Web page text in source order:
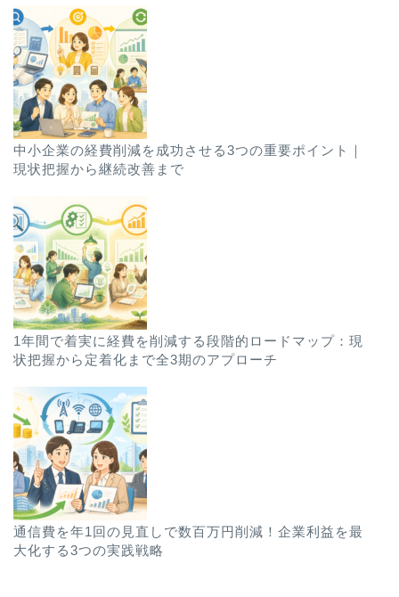
中小企業の経費削減を成功させる3つの重要ポイント｜
現状把握から継続改善まで
1年間で着実に経費を削減する段階的ロードマップ：現
状把握から定着化まで全3期のアプローチ
通信費を年1回の見直しで数百万円削減！企業利益を最
大化する3つの実践戦略